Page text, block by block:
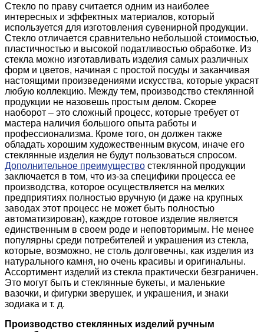
Стекло по праву считается одним из наиболее
интересных и эффектных материалов, который
используется для изготовления сувенирной продукции.
Стекло отличается сравнительно небольшой стоимостью,
пластичностью и высокой податливостью обработке. Из
стекла можно изготавливать изделия самых различных
форм и цветов, начиная с простой посуды и заканчивая
настоящими произведениями искусства, которые украсят
любую коллекцию. Между тем, производство стеклянной
продукции не назовешь простым делом. Скорее
наоборот – это сложный процесс, которые требует от
мастера наличия большого опыта работы и
профессионализма. Кроме того, он должен также
обладать хорошим художественным вкусом, иначе его
стеклянные изделия не будут пользоваться спросом.
Дополнительное преимущество стеклянной продукции
заключается в том, что из-за специфики процесса ее
производства, которое осуществляется на мелких
предприятиях полностью вручную (и даже на крупных
заводах этот процесс не может быть полностью
автоматизирован), каждое готовое изделие является
единственным в своем роде и неповторимым. Не менее
популярны среди потребителей и украшения из стекла,
которые, возможно, не столь долговечны, как изделия из
натурального камня, но очень красивы и оригинальны.
Ассортимент изделий из стекла практически безграничен.
Это могут быть и стеклянные букеты, и маленькие
вазочки, и фигурки зверушек, и украшения, и знаки
зодиака и т. д.
Производство стеклянных изделий ручным